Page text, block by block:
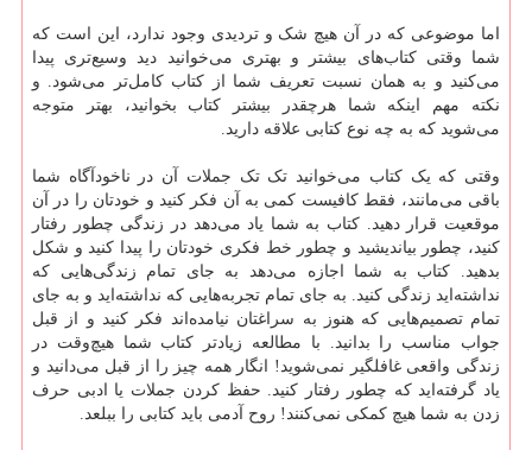
اما موضوعی که در آن هیچ شک و تردیدی وجود ندارد، این است که
شما وقتی کتاب‌های بیشتر و بهتری می‌خوانید دید وسیع‌تری پیدا
می‌کنید و به همان نسبت تعریف شما از کتاب کامل‌تر می‌شود. و
نکته مهم اینکه شما هرچقدر بیشتر کتاب بخوانید، بهتر متوجه
می‌شوید که به چه نوع کتابی علاقه دارید.
وقتی که یک کتاب می‌خوانید تک تک جملات آن در ناخودآگاه شما
باقی می‌مانند، فقط کافیست کمی به آن فکر کنید و خودتان را در آن
موقعیت قرار دهید. کتاب به شما یاد می‌دهد در زندگی چطور رفتار
کنید، چطور بیاندیشید و چطور خط فکری خودتان را پیدا کنید و شکل
بدهید. کتاب به شما اجازه می‌دهد به جای تمام زندگی‌هایی که
نداشته‌اید زندگی کنید. به جای تمام تجربه‌هایی که نداشته‌اید و به جای
تمام تصمیم‌هایی که هنوز به سراغتان نیامده‌اند فکر کنید و از قبل
جواب مناسب را بدانید. با مطالعه زیادتر کتاب‌ شما هیچ‌وقت در
زندگی واقعی غافلگیر نمی‌شوید! انگار همه چیز را از قبل می‌دانید و
یاد گرفته‌اید که چطور رفتار کنید. حفظ کردن جملات یا ادبی حرف
زدن به شما هیچ کمکی نمی‌کنند! روح آدمی باید کتابی را ببلعد.